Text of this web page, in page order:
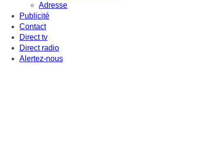
Adresse
Publicité
Contact
Direct tv
Direct radio
Alertez-nous